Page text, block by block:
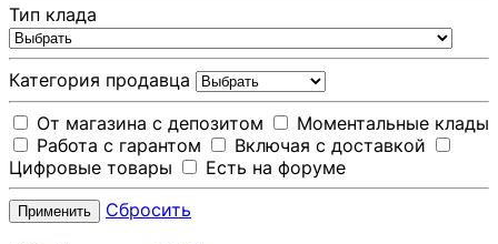
Тип клада
Категория продавца
От магазина с депозитом
Моментальные клады
Работа с гарантом
Включая с доставкой
Цифровые товары
Есть на форуме
Применить Сбросить